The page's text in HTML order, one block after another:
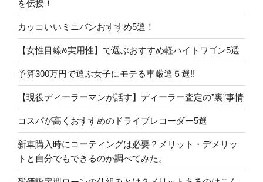
を伝授！
カッコいいミニバンおすすめ5選！
【女性目線&実用性】で選ぶおすすめ軽ハイトワゴン5選
予算300万円で選ぶ女子にモテる車厳選５選!!
【現役ディーラーマンが話す】ディーラー査定の”裏”事情
コスパが高くおすすめのドライブレコーダー5選
新車購入時にコーティングは必要？メリット・デメリッ
トと自分でもできるのか調べてみた。